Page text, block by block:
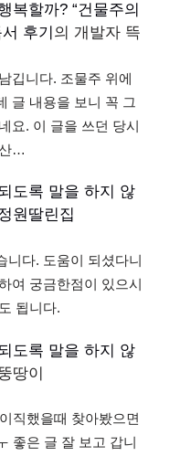
복할까? “건물주의
후기 의 개발자 뜩
깁니다. 조물주 위에
글 내용을 보니 꼭 그
요. 이 글을 쓰던 당시
…
도록 말을 하지 않
원딸린집
니다. 도움이 되셨다니
여 궁금한점이 있으시
됩니다.
도록 말을 하지 않
땅이
직했을때 찾아봤으면
좋은 글 잘 보고 갑니